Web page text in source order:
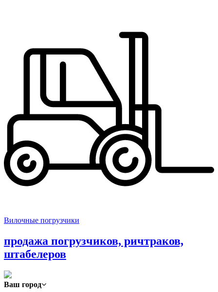
Вилочные погрузчики
продажа погрузчиков, ричтраков,
штабелеров
Ваш город